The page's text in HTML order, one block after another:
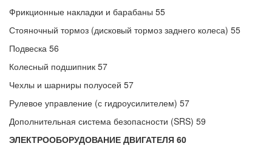
Фрикционные накладки и барабаны 55
Стояночный тормоз (дисковый тормоз заднего колеса) 55
Подвеска 56
Колесный подшипник 57
Чехлы и шарниры полуосей 57
Рулевое управление (с гидроусилителем) 57
Дополнительная система безопасности (SRS) 59
ЭЛЕКТРООБОРУДОВАНИЕ ДВИГАТЕЛЯ 60